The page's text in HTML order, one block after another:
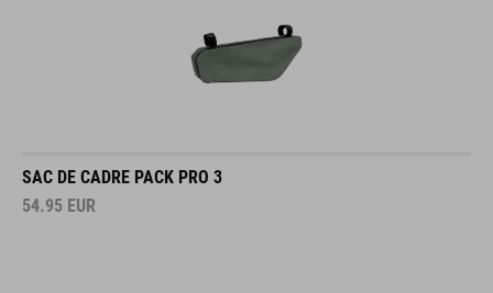
SAC DE CADRE PACK PRO 3
54.95 EUR